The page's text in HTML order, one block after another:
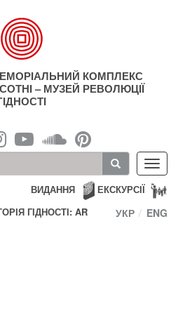
КОМПЛЕКС
– МУЗЕЙ РЕВОЛЮЦІЇ
ЕКСКУРСІЇ
ВИДАННЯ
ГІДНОСТІ: AR
УКР ENG